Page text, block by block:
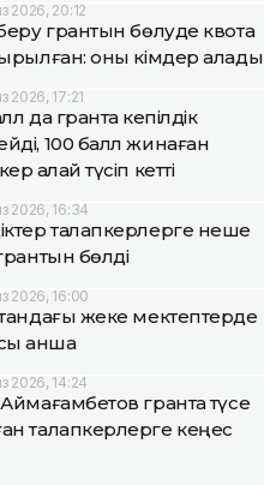
2026, 20:12
беру грантын бөлуде квота
оны кімдер алады
2026, 17:21
да грантқа кепілдік
100 балл жинаған
қалай түсіп кетті
2026, 16:34
талапкерлерге неше
бөлді
2026, 16:00
жеке мектептерде
қанша
2026, 14:24
грантқа түсе
талапкерлерге кеңес